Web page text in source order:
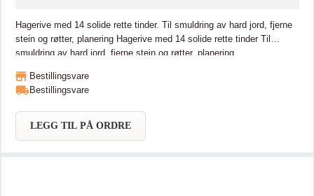
Hagerive med 14 solide rette tinder. Til smuldring av hard jord, fjerne
stein og røtter, planering Hagerive med 14 solide rette tinder Til
smuldring av hard jord, fjerne stein og røtter, planering
Bestillingsvare
Bestillingsvare
LEGG TIL PÅ ORDRE